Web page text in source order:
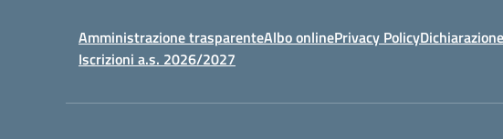
Amministrazione trasparenteAlbo onlinePrivacy Policy
Iscrizioni a.s. 2026/2027